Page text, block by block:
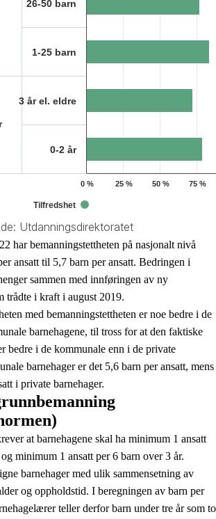
Utdanningsdirektoratet
26-50 barn
1-25 barn
3 år el. eldre
0-2 år
0 % 50 %
25 % 75 %
Tilfredshet
har bemanningstettheten på nasjonalt nivå
ansatt til 5,7 barn per ansatt. Bedringen i
sammen med innføringen av ny
trådte i kraft i august 2019.
med bemanningstettheten er noe bedre i de
barnehagene, til tross for at den faktiske
bedre i de kommunale enn i de private
barnehager er det 5,6 barn per ansatt, mens
i private barnehager.
at barnehagene skal ha minimum 1 ansatt
minimum 1 ansatt per 6 barn over 3 år.
barnehager med ulik sammensetning av
og oppholdstid. I beregningen av barn per
teller derfor barn under tre år som to